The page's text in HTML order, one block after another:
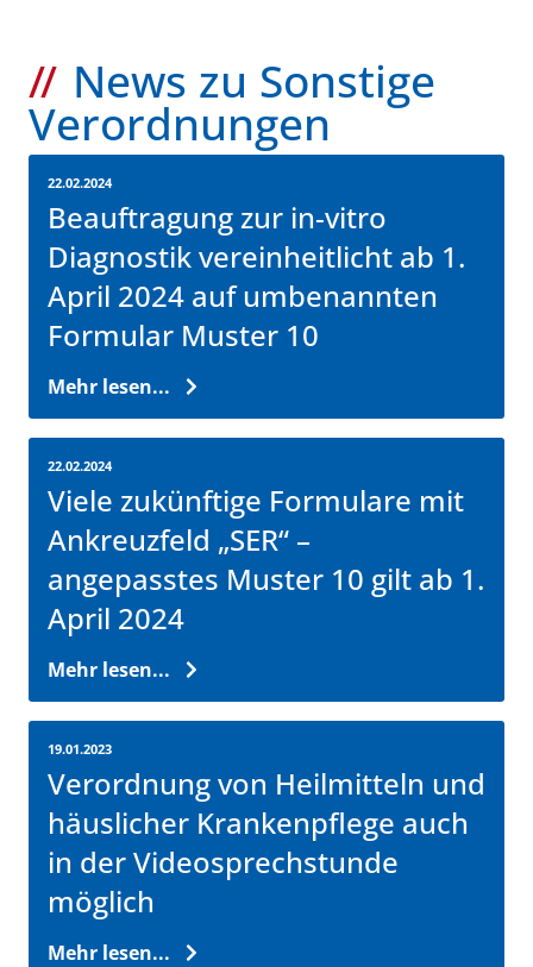
News zu Sonstige
Verordnungen
22.02.2024
Beauftragung zur in-vitro
Diagnostik vereinheitlicht ab 1.
April 2024 auf umbenannten
Formular Muster 10
Mehr lesen...
22.02.2024
Viele zukünftige Formulare mit
Ankreuzfeld „SER“ –
angepasstes Muster 10 gilt ab 1.
April 2024
Mehr lesen...
19.01.2023
Verordnung von Heilmitteln und
häuslicher Krankenpflege auch
in der Videosprechstunde
möglich
Mehr lesen...